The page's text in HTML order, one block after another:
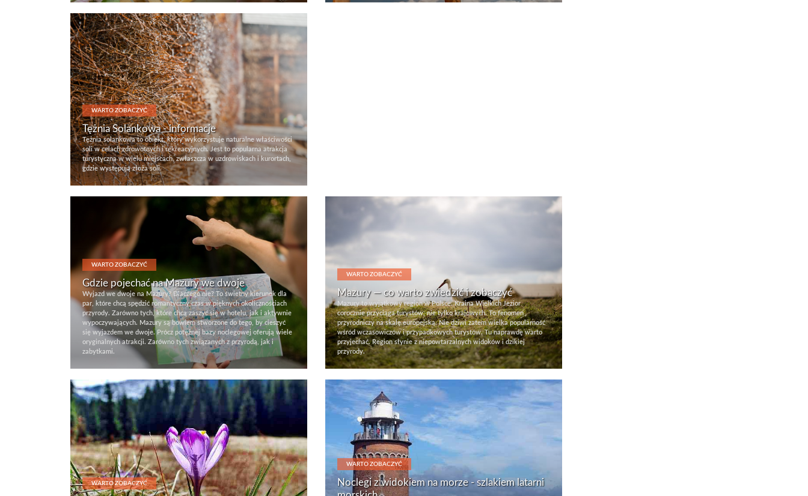
WARTO ZOBACZYĆ
Tężnia Solankowa - informacje
Tężnia solankowa to obiekt, który wykorzystuje naturalne właściwości
soli w celach zdrowotnych i rekreacyjnych. Jest to popularna atrakcja
turystyczna w wielu miejscach, zwłaszcza w uzdrowiskach i kurortach,
gdzie występują złoża soli.
WARTO ZOBACZYĆ
Gdzie pojechać na Mazury we dwoje
Wyjazd we dwoje na Mazury? Dlaczego nie? To świetny kierunek dla
par, które chcą spędzić romantyczny czas w pięknych okolicznościach
przyrody. Zarówno tych, które chcą zaszyć się w hotelu, jak i aktywnie
wypoczywających. Mazury są bowiem stworzone do tego, by cieszyć
się wyjazdem we dwoje. Prócz potężnej bazy noclegowej oferują wiele
oryginalnych atrakcji. Zarówno tych związanych z przyrodą, jak i
zabytkami.
WARTO ZOBACZYĆ
Mazury — co warto zwiedzić i zobaczyć
Mazury to wyjątkowy region w Polsce. Kraina Wielkich Jezior
corocznie przyciąga turystów, nie tylko krajowych. To fenomen
przyrodniczy na skalę europejską. Nie dziwi zatem wielka popularność
wśród wczasowiczów i przypadkowych turystów. Tu naprawdę warto
przyjechać. Region słynie z niepowtarzalnych widoków i dzikiej
przyrody.
WARTO ZOBACZYĆ
WARTO ZOBACZYĆ
Noclegi z widokiem na morze - szlakiem latarni